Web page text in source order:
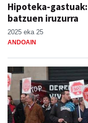
Hipoteka-
batzuen iruzurra
2025 eka 25
ANDOAIN